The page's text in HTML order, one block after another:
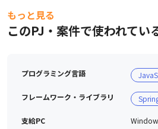
まだまだ発展途上な部分もありま
■OutSystemsのスキルを身につけ
その後、弊社のOutSystemsメン
ただきます。
目標は『OutSystems Associate
セルフトレーニング以外に、「
これで資格取得試験もバッチリ。
もっと見る
このPJ・案件で使われてい
プログラミング言語
フレームワーク・ライブラリ
支給PC